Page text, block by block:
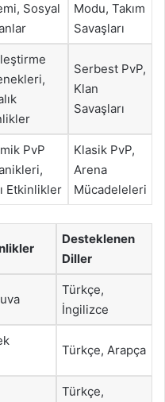
Sosyal
Modu, Takım
Savaşları
Serbest PvP,
Klan
Savaşları
PvP
Etkinlikler
Klasik PvP,
Arena
Mücadeleleri
Desteklenen
Diller
Türkçe,
İngilizce
Türkçe, Arapça
Türkçe,